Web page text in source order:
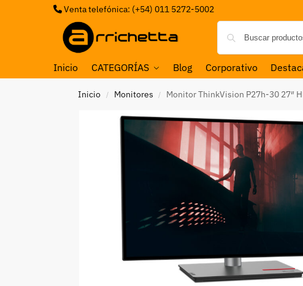
Venta telefónica: (+54) 011 5272-5002
Inicio CATEGORÍAS Blog Corporativo
Inicio / Monitores / Monitor ThinkVision P27h-30 27″